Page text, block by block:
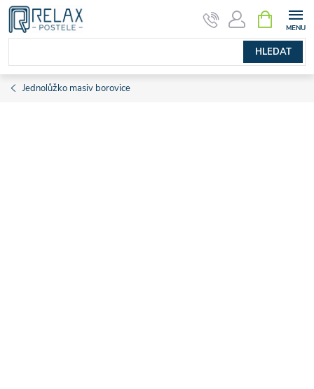
Přejít
obsah
HLEDAT
NÁKUPNÍ
KOŠÍK
Jednolůžko masiv borovice